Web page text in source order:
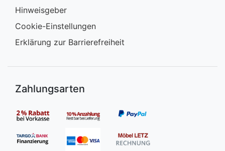
Hinweisgeber
Cookie-Einstellungen
Erklärung zur Barrierefreiheit
Zahlungsarten